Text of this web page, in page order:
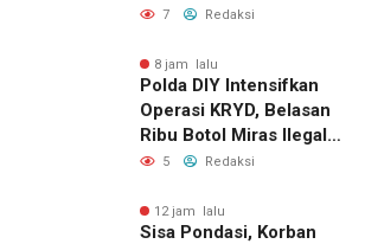
Pemanggilan Ulang BPR
7 Redaksi
8 jam lalu
Polda DIY Intensifkan
Operasi KRYD, Belasan
Ribu Botol Miras Ilegal
Berhasil Diamankan
5 Redaksi
12 jam lalu
Sisa Pondasi, Korban